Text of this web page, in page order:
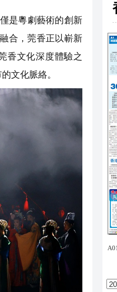
是粵劇藝術的創新
合，莞香正以嶄新
香文化深度體驗之
文化脈絡。